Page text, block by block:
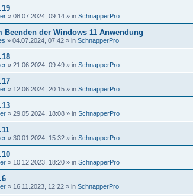
» 08.07.2024, 09:14 » in SchnapperPro
Beenden der Windows 11 Anwendung
» 04.07.2024, 07:42 » in SchnapperPro
» 21.06.2024, 09:49 » in SchnapperPro
» 12.06.2024, 20:15 » in SchnapperPro
» 29.05.2024, 18:08 » in SchnapperPro
» 30.01.2024, 15:32 » in SchnapperPro
» 10.12.2023, 18:20 » in SchnapperPro
» 16.11.2023, 12:22 » in SchnapperPro